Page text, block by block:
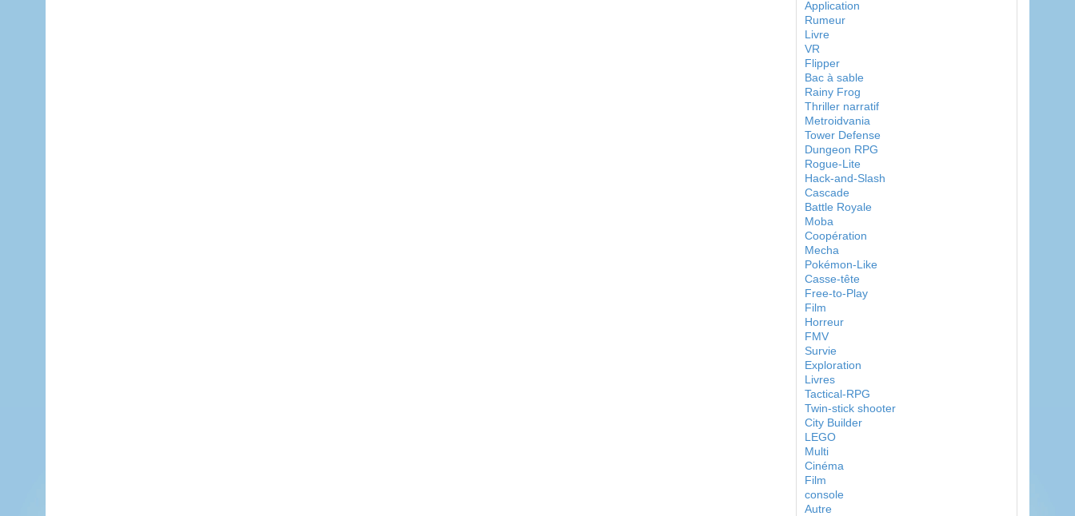
Application
Rumeur
Livre
VR
Flipper
Bac à sable
Rainy Frog
Thriller narratif
Metroidvania
Tower Defense
Dungeon RPG
Rogue-Lite
Hack-and-Slash
Cascade
Battle Royale
Moba
Coopération
Mecha
Pokémon-Like
Casse-tête
Free-to-Play
Film
Horreur
FMV
Survie
Exploration
Livres
Tactical-RPG
Twin-stick shooter
City Builder
LEGO
Multi
Cinéma
Film
console
Autre